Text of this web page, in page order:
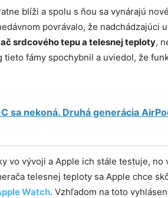
blíži a spolu s ňou sa vynárajú
povrávalo, že nadchádzajúci
srdcového tepu a telesnej teploty,
fámy spochybnil a uviedol, že
sa nekoná. Druhá generácia
vo vývoji a Apple ich stále testuje, no
telesnej teploty sa Apple chce
Watch. Vzhľadom na toto